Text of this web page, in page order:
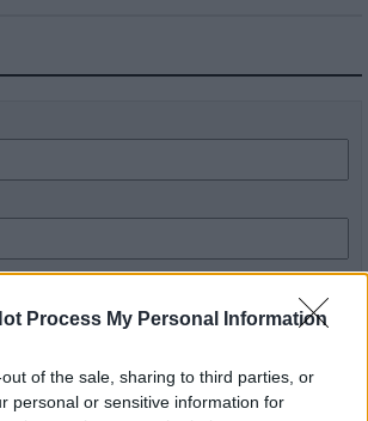
Process My Personal Information
of the sale, sharing to third parties, or
personal or sensitive information for